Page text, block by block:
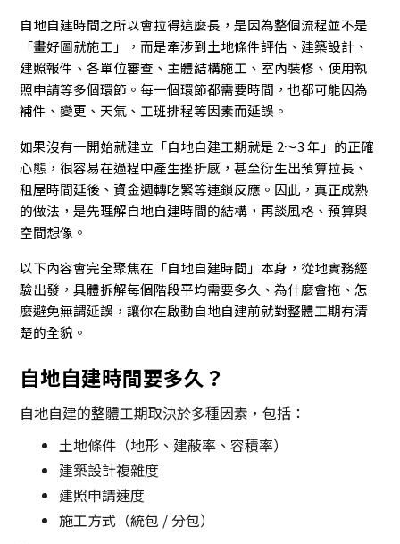
自地自建時間之所以會拉得這麼長，是因為整個流程並不是
「畫好圖就施工」，而是牽涉到土地條件評估、建築設計、
建照報件、各單位審查、主體結構施工、室內裝修、使用執
照申請等多個環節。每一個環節都需要時間，也都可能因為
補件、變更、天氣、工班排程等因素而延誤。
如果沒有一開始就建立「自地自建工期就是 2～3 年」的正確
心態，很容易在過程中產生挫折感，甚至衍生出預算拉長、
租屋時間延後、資金週轉吃緊等連鎖反應。因此，真正成熟
的做法，是先理解自地自建時間的結構，再談風格、預算與
空間想像。
以下內容會完全聚焦在「自地自建時間」本身，從地實務經
驗出發，具體拆解每個階段平均需要多久、為什麼會拖、怎
麼避免無謂延誤，讓你在啟動自地自建前就對整體工期有清
楚的全貌。
自地自建時間要多久？
自地自建的整體工期取決於多種因素，包括：
土地條件（地形、建蔽率、容積率）
建築設計複雜度
建照申請速度
施工方式（統包 / 分包）